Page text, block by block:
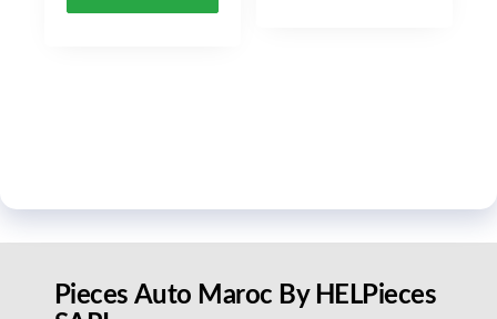
Pieces Auto Maroc By HELPieces